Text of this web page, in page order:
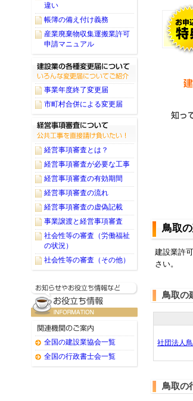
鳥取
建設業許
さい。
鳥取の
社団法人
鳥取の
違い
帳簿の備え付け義務
産業廃棄物収集運搬業許可
申請マニュアル
事業年度終了変更届
市町村合併による変更届
経営事項審査とは？
経営事項審査が必要な工事
経営事項審査の有効期間
経営事項審査の流れ
経営事項審査の虚偽記載
事業譲渡と経営事項審査
社会性等の審査（労働福祉
の状況）
社会性等の審査（その他）
全国の建設業協会一覧
全国の行政書士会一覧